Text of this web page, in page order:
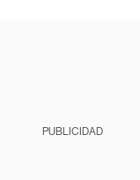
PUBLICIDAD